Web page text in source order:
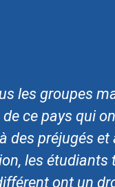
les groupes
ce pays qui
des préjugés et
les étudiants
ont un